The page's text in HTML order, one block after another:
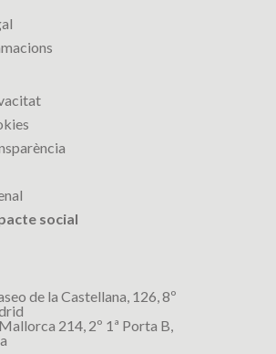
social
de la Castellana, 126, 8º
214, 2º 1ª Porta B,